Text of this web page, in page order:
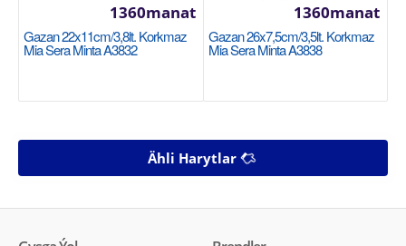
Gazan 22x11cm/3,8lt. Korkmaz
Mia Sera Minta A3832
1360manat
Gazan 26x7,5cm/3,5lt. Korkmaz
Mia Sera Minta A3838
1360manat
Ähli Harytlar